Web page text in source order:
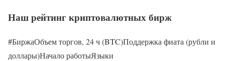
Наш рейтинг криптовалютных бирж
#БиржаОбъем торгов, 24 ч (BTC)Поддержка фиата (рубли и
доллары)Начало работыЯзыки